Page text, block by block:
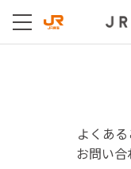
よくある
お問い合